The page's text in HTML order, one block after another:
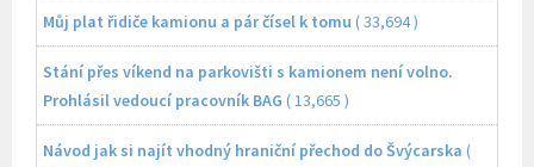
Můj plat řidiče kamionu a pár čísel k tomu ( 33,694 )
Stání přes víkend na parkovišti s kamionem není volno.
Prohlásil vedoucí pracovník BAG ( 13,665 )
Návod jak si najít vhodný hraniční přechod do Švýcarska (